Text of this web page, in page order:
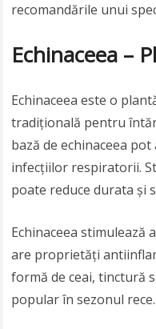
recomandările unui
Echinaceea –
Echinaceea este o
tradițională pentru
bază de echinaceea
infecțiilor respiratorii.
poate reduce durata și
Echinaceea stimulează
are proprietăți
formă de ceai, tinctură
popular în sezonul rece.